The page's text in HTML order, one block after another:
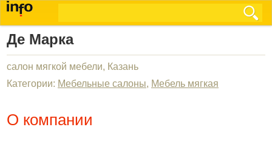
Де Марка
салон мягкой мебели, Казань
Категории: Мебельные салоны, Мебель мягкая
О компании